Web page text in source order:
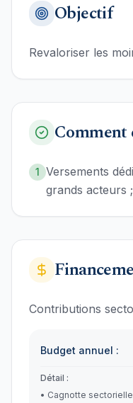
Objectif
Revaloriser les
Comment
1 Versements
grands acteurs
Contributions
Budget annuel :
Détail :
• Cagnotte sectorielle